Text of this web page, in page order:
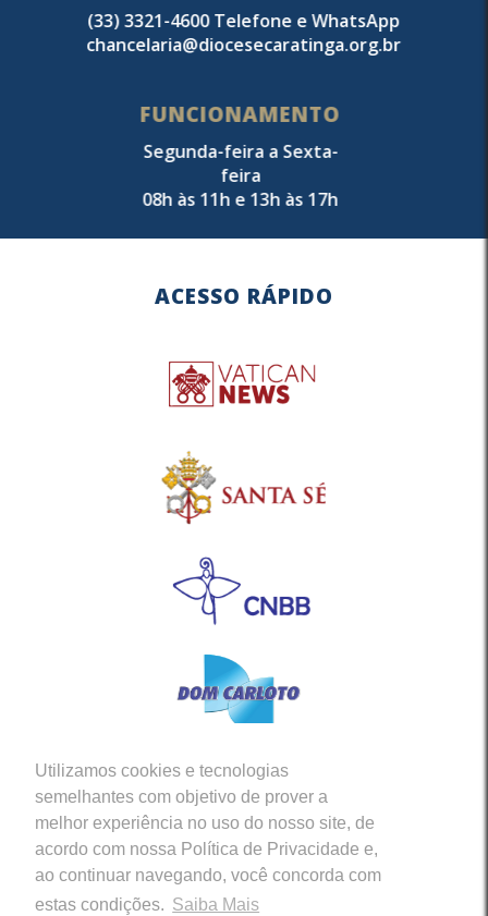
Utilizamos cookies e tecnologias
semelhantes com objetivo de prover a
melhor experiência no uso do nosso site, de
acordo com nossa Política de Privacidade e,
ao continuar navegando, você concorda com
estas condições. Saiba Mais
(33) 3321-4600 Telefone e WhatsApp
chancelaria@diocesecaratinga.org.br
FUNCIONAMENTO
Segunda-feira a Sexta-
feira
08h às 11h e 13h às 17h
ACESSO RÁPIDO
Siga-nos em nossas Redes Sociais